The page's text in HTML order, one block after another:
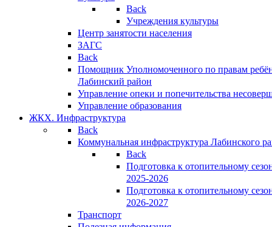
Back
Учреждения культуры
Центр занятости населения
ЗАГС
Back
Помощник Уполномоченного по правам
Лабинский район
Управление опеки и попечительства
Управление образования
ЖКХ. Инфраструктура
Back
Коммунальная инфраструктура Лабинского
Back
Подготовка к отопительному
2025-2026
Подготовка к отопительному
2026-2027
Транспорт